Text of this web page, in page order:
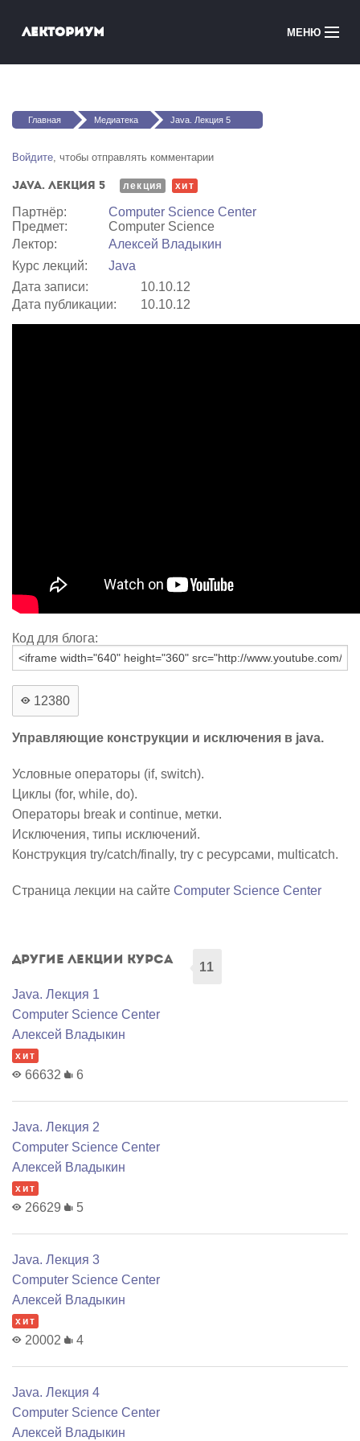
Лекториум МЕНЮ
Медиатека
Вы здесь
Главная Медиатека Java. Лекция 5
Войдите, чтобы отправлять комментарии
Java. Лекция 5 лекция хит
Партнёр:
Computer Science Center
Предмет:
Computer Science
Лектор:
Алексей Владыкин
Курс лекций:
Java
Дата записи:
10.10.12
Дата публикации:
10.10.12
Код для блога:
12380
Управляющие конструкции и исключения в java.
Условные операторы (if, switch).
Циклы (for, while, do).
Операторы break и continue, метки.
Исключения, типы исключений.
Конструкция try/catch/finally, try с ресурсами, multicatch.
Страница лекции на сайте Computer Science Center
Другие лекции курса
11
Java. Лекция 1
Computer Science Center
Алексей Владыкин
хит
66632 6
Java. Лекция 2
Computer Science Center
Алексей Владыкин
хит
26629 5
Java. Лекция 3
Computer Science Center
Алексей Владыкин
хит
20002 4
Java. Лекция 4
Computer Science Center
Алексей Владыкин